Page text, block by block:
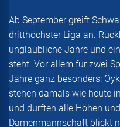
Ab September greift
dritthöchster Liga an.
unglaubliche Jahre und
steht. Vor allem für zwei
Jahre ganz besonders:
stehen damals wie heute
und durften alle Höhen
Damenmannschaft blickt